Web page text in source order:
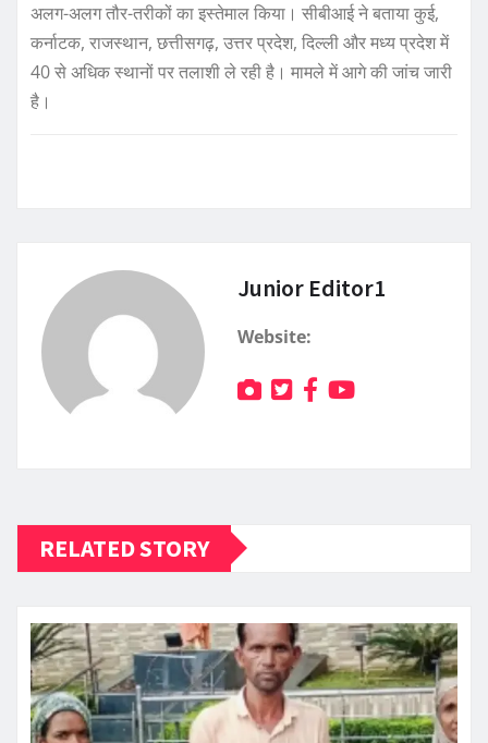
अलग-अलग तौर-तरीकों का इस्तेमाल किया। सीबीआई ने बताया कुई,
कर्नाटक, राजस्थान, छत्तीसगढ़, उत्तर प्रदेश, दिल्ली और मध्य प्रदेश में
40 से अधिक स्थानों पर तलाशी ले रही है। मामले में आगे की जांच जारी
है।
Junior Editor1
Website:
RELATED STORY